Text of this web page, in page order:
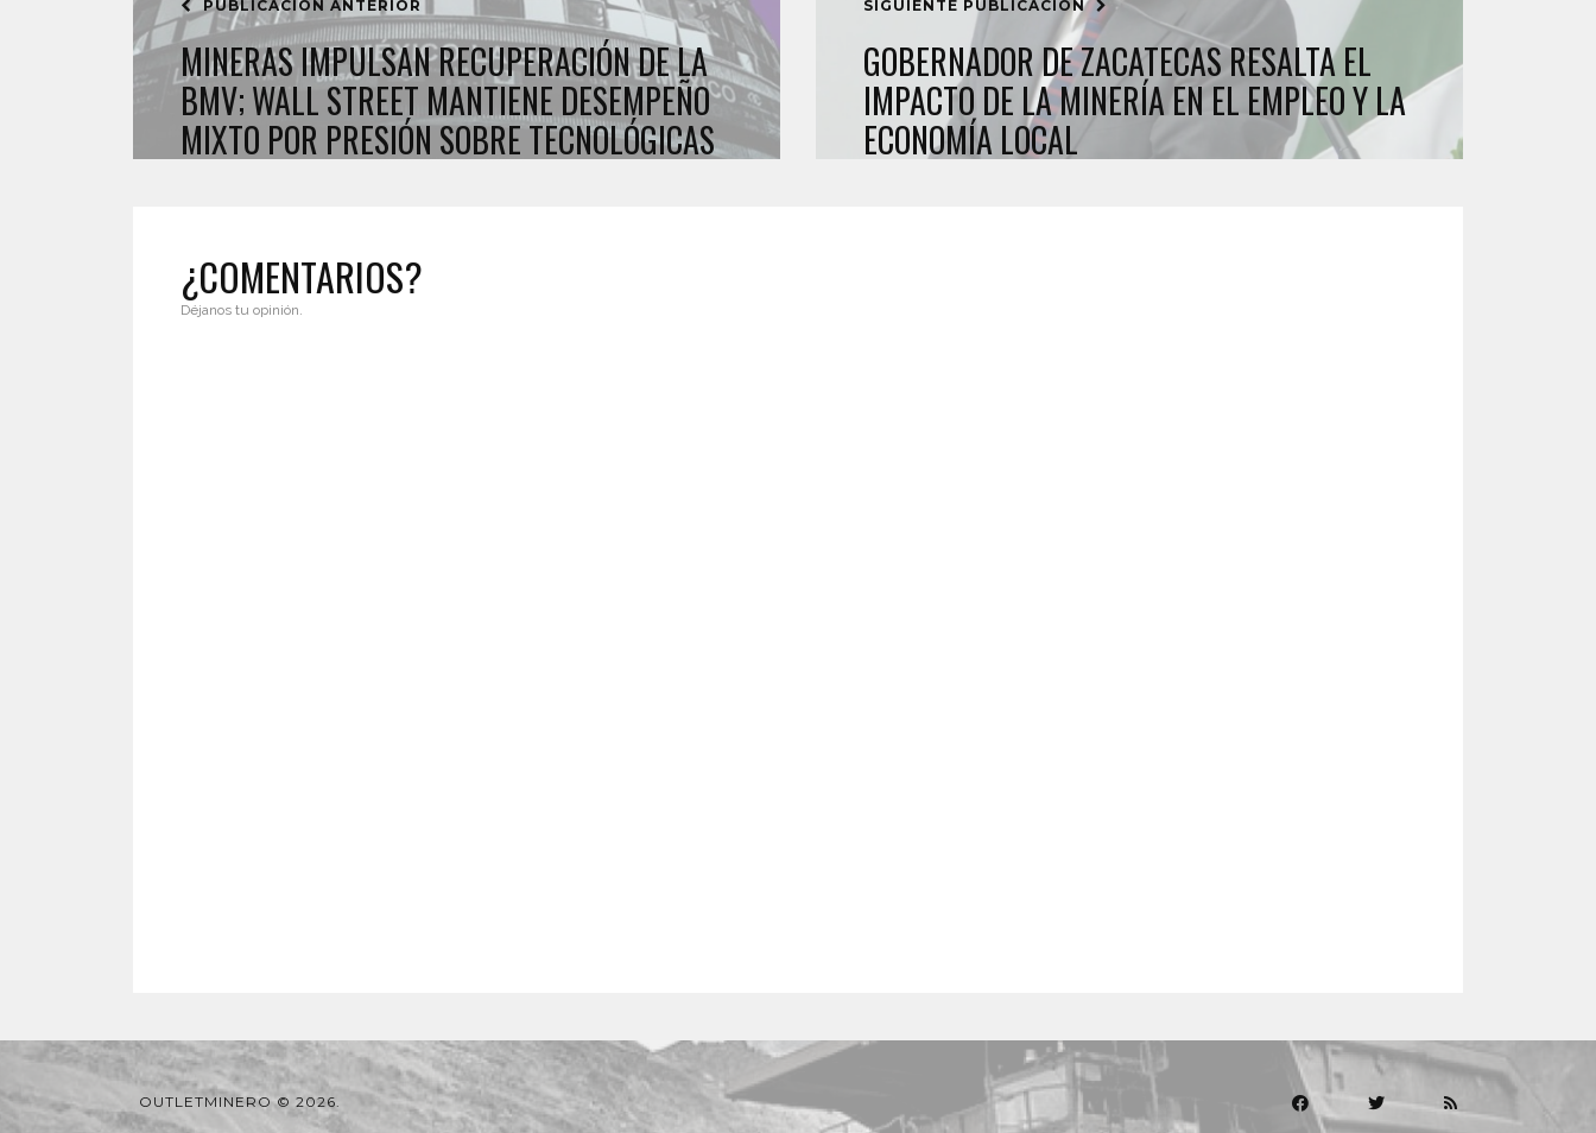
PUBLICACIÓN ANTERIOR
MINERAS IMPULSAN RECUPERACIÓN DE LA
BMV; WALL STREET MANTIENE DESEMPEÑO
MIXTO POR PRESIÓN SOBRE TECNOLÓGICAS
SIGUIENTE PUBLICACIÓN
GOBERNADOR DE ZACATECAS RESALTA EL
IMPACTO DE LA MINERÍA EN EL EMPLEO Y LA
ECONOMÍA LOCAL
¿COMENTARIOS?
Déjanos tu opinión.
OUTLETMINERO © 2026.